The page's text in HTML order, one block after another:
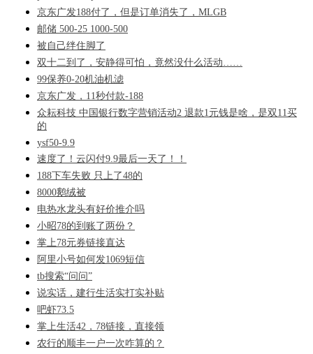
京东广发188付了，但是订单消失了，MLGB
邮储 500-25 1000-500
被自己绊住脚了
双十二到了，安静得可怕，竟然没什么活动……
99保养0-20机油机滤
京东广发，11秒付款-188
众耘科技 中国银行数字营销活动2 退款1元钱是啥，是双11买
的
ysf50-9.9
速度了！云闪付9.9最后一天了！！
188下车失败 只上了48的
8000鹅绒被
电热水龙头有好价推介吗
小昭78的到账了两份？
掌上78元券链接直达
阿里小号如何发1069短信
tb搜索“问问”
说实话，建行生活实打实补贴
吧虾73.5
掌上生活42，78链接，直接领
农行的顺丰一户一次咋算的？